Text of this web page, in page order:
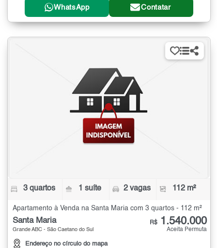
WhatsApp Contatar
3 quartos 1 suíte 2 vagas 112 m²
Apartamento à Venda na Santa Maria com 3 quartos - 112 m²
Santa Maria
Grande ABC - São Caetano do Sul
Endereço no círculo do mapa
R$ 1.540.000
Aceita Permuta